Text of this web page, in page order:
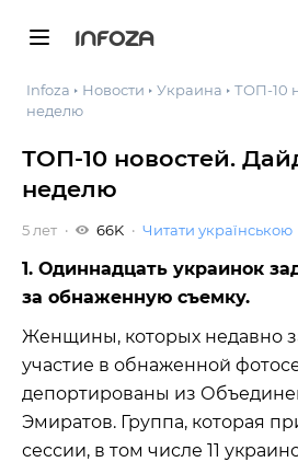
INFOZA
Infoza Новости Украина
ТОП-10
неделю
ТОП-10 новостей.
неделю
5 лет 66K Читати українською
1. Одиннадцать украинок
за обнаженную съемку.
Женщины, которых недавно
участие в обнаженной
депортированы из
Эмиратов. Группа, которая
сессии, в том числе 11